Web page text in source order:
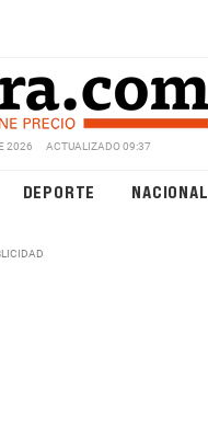
2026 ACTUALIZADO 09:37
DEPORTE NACIONAL